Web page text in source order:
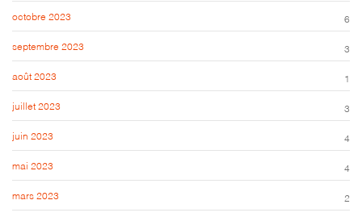
octobre 2023 6
septembre 2023 3
août 2023 1
juillet 2023 3
juin 2023 4
mai 2023 4
mars 2023 2